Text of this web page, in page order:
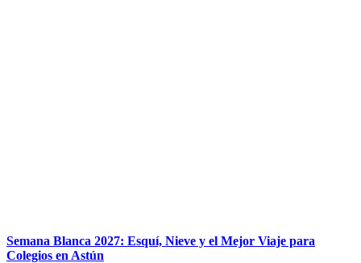
Semana Blanca 2027: Esquí, Nieve y el Mejor Viaje para
Colegios en Astún